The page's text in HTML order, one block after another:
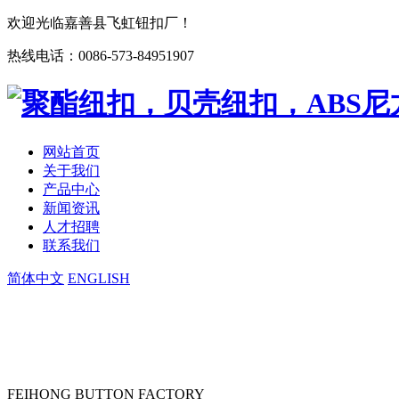
欢迎光临嘉善县飞虹钮扣厂！
热线电话：0086-573-84951907
网站首页
关于我们
产品中心
新闻资讯
人才招聘
联系我们
简体中文 ENGLISH
FEIHONG BUTTON FACTORY